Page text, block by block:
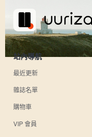
站內導航
最近更新
雜誌名單
購物車
VIP 會員